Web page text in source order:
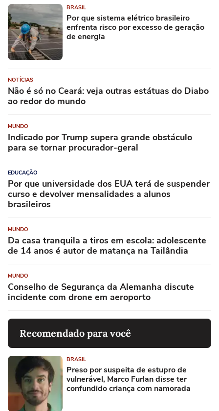
BRASIL
Por que sistema elétrico brasileiro
enfrenta risco por excesso de geração
de energia
NOTÍCIAS
Não é só no Ceará: veja outras estátuas do Diabo
ao redor do mundo
MUNDO
Indicado por Trump supera grande obstáculo
para se tornar procurador-geral
EDUCAÇÃO
Por que universidade dos EUA terá de suspender
curso e devolver mensalidades a alunos
brasileiros
MUNDO
Da casa tranquila a tiros em escola: adolescente
de 14 anos é autor de matança na Tailândia
MUNDO
Conselho de Segurança da Alemanha discute
incidente com drone em aeroporto
Recomendado para você
BRASIL
Preso por suspeita de estupro de
vulnerável, Marco Furlan disse ter
confundido criança com namorada